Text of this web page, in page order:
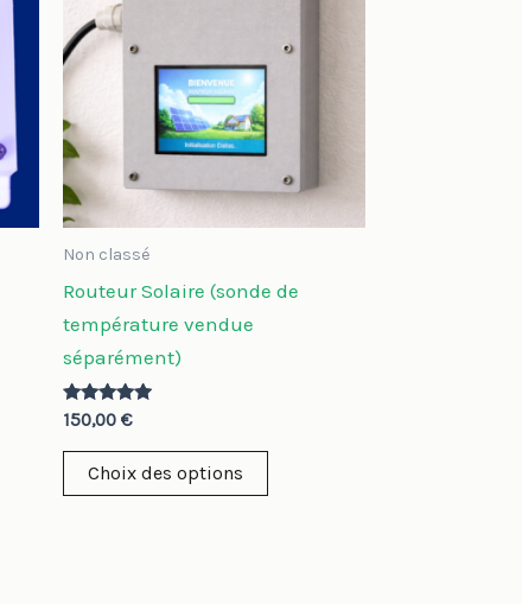
Non classé
Routeur Solaire (sonde de
température vendue
séparément)
Note
4.86
sur 5
150,00 €
Choix des options
plusieurs
peuvent
être